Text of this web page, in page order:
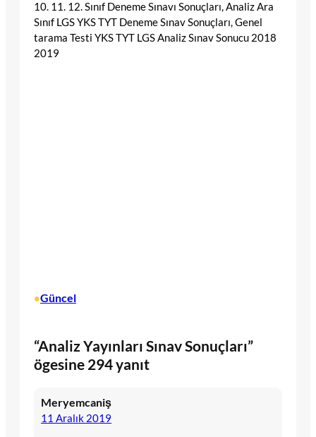
10. 11. 12. Sınıf Deneme Sınavı Sonuçları, Analiz Ara
Sınıf LGS YKS TYT Deneme Sınav Sonuçları, Genel
tarama Testi YKS TYT LGS Analiz Sınav Sonucu 2018
2019
•Güncel
“Analiz Yayınları Sınav Sonuçları”
ögesine 294 yanıt
Meryemcaniş
11 Aralık 2019